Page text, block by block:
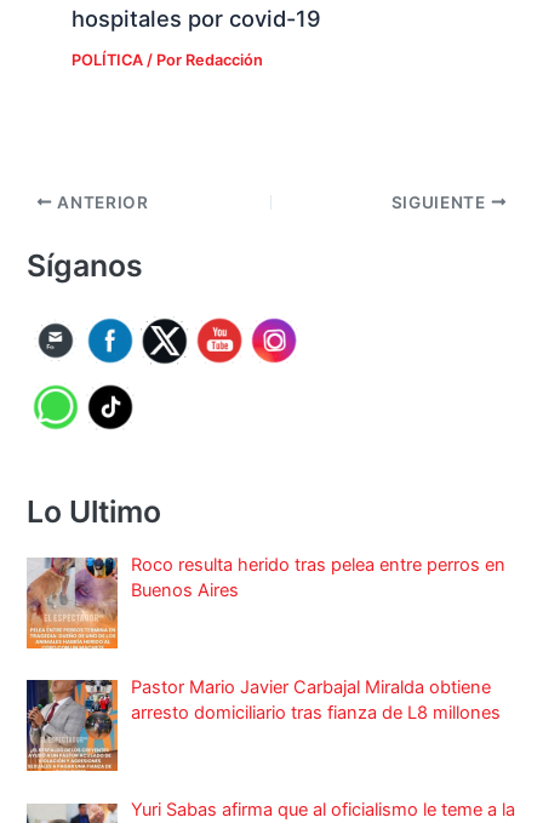
hospitales por covid-19
POLÍTICA/ Por Redacción
ANTERIOR SIGUIENTE
Síganos
Lo Ultimo
Roco resulta herido tras pelea entre perros en
Buenos Aires
Pastor Mario Javier Carbajal Miralda obtiene
arresto domiciliario tras fianza de L8 millones
Yuri Sabas afirma que al oficialismo le teme a la